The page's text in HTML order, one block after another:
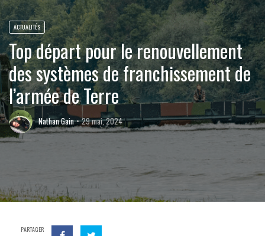
ACTUALITÉS
Top départ pour le renouvellement
des systèmes de franchissement de
l’armée de Terre
Nathan Gain 29 mai, 2024
PARTAGER